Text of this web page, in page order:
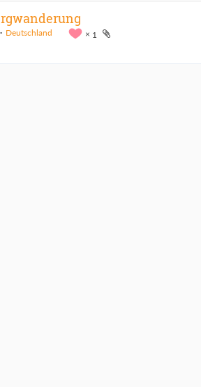
1
Deutschland